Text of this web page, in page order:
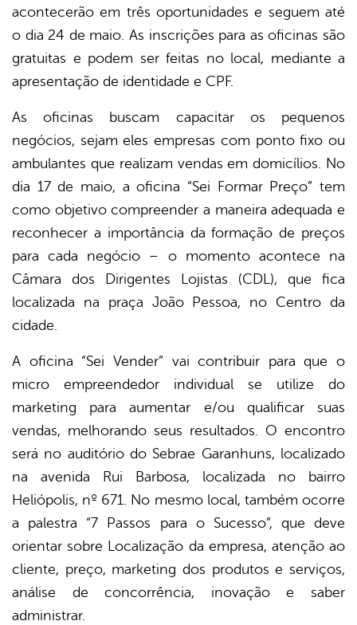
acontecerão em três oportunidades e seguem até
o dia 24 de maio. As inscrições para as oficinas são
gratuitas e podem ser feitas no local, mediante a
apresentação de identidade e CPF.
As oficinas buscam capacitar os pequenos
negócios, sejam eles empresas com ponto fixo ou
ambulantes que realizam vendas em domicílios. No
dia 17 de maio, a oficina “Sei Formar Preço” tem
como objetivo compreender a maneira adequada e
reconhecer a importância da formação de preços
para cada negócio – o momento acontece na
Câmara dos Dirigentes Lojistas (CDL), que fica
localizada na praça João Pessoa, no Centro da
cidade.
A oficina “Sei Vender” vai contribuir para que o
micro empreendedor individual se utilize do
marketing para aumentar e/ou qualificar suas
vendas, melhorando seus resultados. O encontro
será no auditório do Sebrae Garanhuns, localizado
na avenida Rui Barbosa, localizada no bairro
Heliópolis, nº 671. No mesmo local, também ocorre
a palestra “7 Passos para o Sucesso”, que deve
orientar sobre Localização da empresa, atenção ao
cliente, preço, marketing dos produtos e serviços,
análise de concorrência, inovação e saber
administrar.